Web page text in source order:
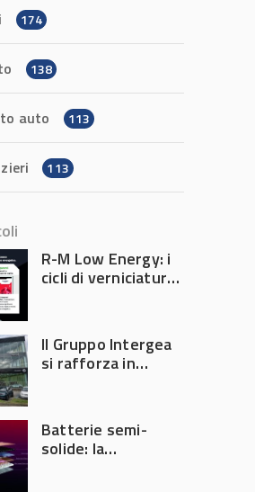
174
138
auto 113
113
R-M Low Energy: i
cicli di verniciatura
tempi e costi in
carrozzeria
Il Gruppo Intergea
si rafforza in
Batterie semi-
solide: la